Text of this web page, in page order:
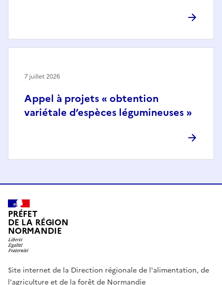
Appel à projets « obtention
variétale d’espèces légumineuses »
7 juillet 2026
PRÉFET
DE LA RÉGION
NORMANDIE
Site internet de la Direction régionale de l'alimentation, de
l'agriculture et de la forêt de Normandie